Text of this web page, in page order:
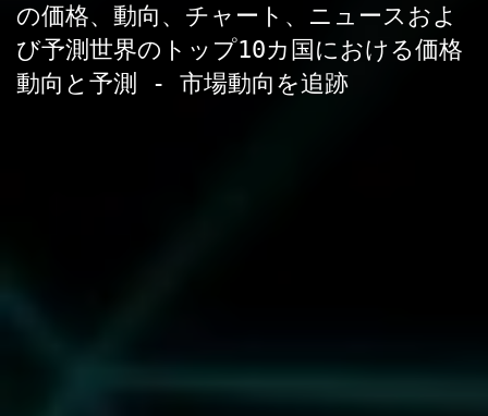
の価格、動向、チャート、ニュースおよ
び予測世界のトップ10カ国における価格
動向と予測 - 市場動向を追跡